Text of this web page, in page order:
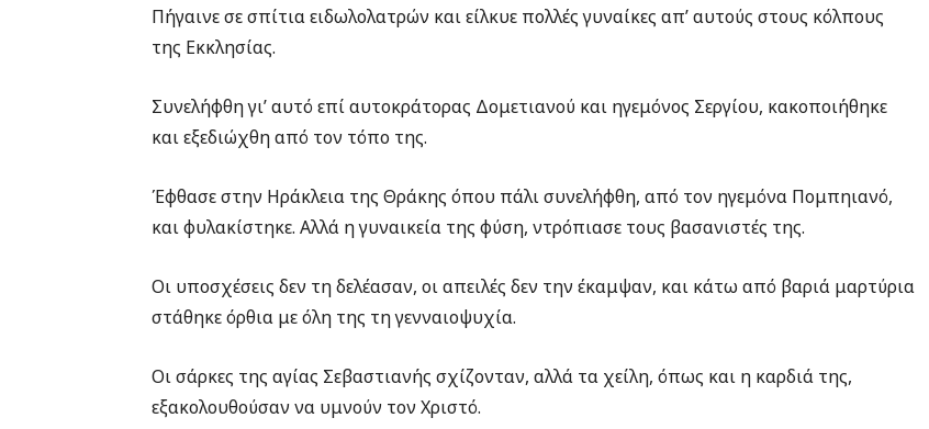
Πήγαινε σε σπίτια ειδωλολατρών και είλκυε πολλές γυναίκες απ’ αυτούς στους κόλπους
της Εκκλησίας.
Συνελήφθη γι’ αυτό επί αυτοκράτορας Δομετιανού και ηγεμόνος Σεργίου, κακοποιήθηκε
και εξεδιώχθη από τον τόπο της.
Έφθασε στην Ηράκλεια της Θράκης όπου πάλι συνελήφθη, από τον ηγεμόνα Πομπηιανό,
και φυλακίστηκε. Αλλά η γυναικεία της φύση, ντρόπιασε τους βασανιστές της.
Οι υποσχέσεις δεν τη δελέασαν, οι απειλές δεν την έκαμψαν, και κάτω από βαριά μαρτύρια
στάθηκε όρθια με όλη της τη γενναιοψυχία.
Οι σάρκες της αγίας Σεβαστιανής σχίζονταν, αλλά τα χείλη, όπως και η καρδιά της,
εξακολουθούσαν να υμνούν τον Χριστό.